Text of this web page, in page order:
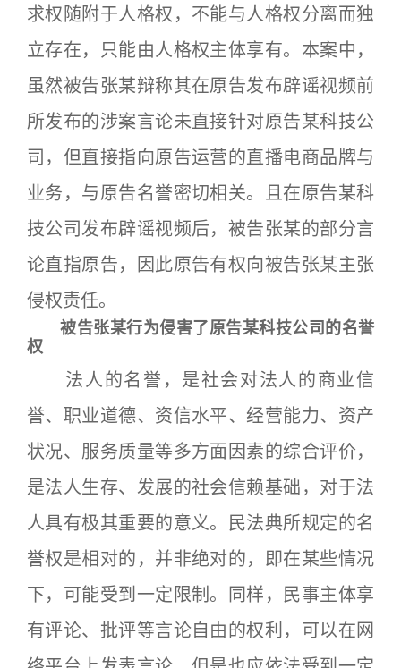
求权随附于人格权，不能与人格权分离而独
立存在，只能由人格权主体享有。本案中，
虽然被告张某辩称其在原告发布辟谣视频前
所发布的涉案言论未直接针对原告某科技公
司，但直接指向原告运营的直播电商品牌与
业务，与原告名誉密切相关。且在原告某科
技公司发布辟谣视频后，被告张某的部分言
论直指原告，因此原告有权向被告张某主张
侵权责任。
被告张某行为侵害了原告某科技公司的名誉
权
法人的名誉，是社会对法人的商业信
誉、职业道德、资信水平、经营能力、资产
状况、服务质量等多方面因素的综合评价，
是法人生存、发展的社会信赖基础，对于法
人具有极其重要的意义。民法典所规定的名
誉权是相对的，并非绝对的，即在某些情况
下，可能受到一定限制。同样，民事主体享
有评论、批评等言论自由的权利，可以在网